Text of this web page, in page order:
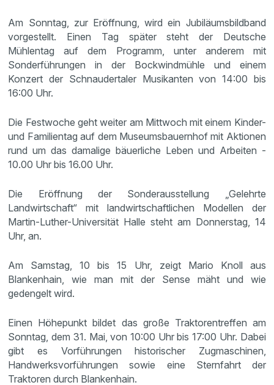
Am Sonntag, zur Eröffnung, wird ein Jubiläumsbildband
vorgestellt. Einen Tag später steht der Deutsche
Mühlentag auf dem Programm, unter anderem mit
Sonderführungen in der Bockwindmühle und einem
Konzert der Schnaudertaler Musikanten von 14:00 bis
16:00 Uhr.
Die Festwoche geht weiter am Mittwoch mit einem Kinder-
und Familientag auf dem Museumsbauernhof mit Aktionen
rund um das damalige bäuerliche Leben und Arbeiten -
10.00 Uhr bis 16.00 Uhr.
Die Eröffnung der Sonderausstellung „Gelehrte
Landwirtschaft“ mit landwirtschaftlichen Modellen der
Martin-Luther-Universität Halle steht am Donnerstag, 14
Uhr, an.
Am Samstag, 10 bis 15 Uhr, zeigt Mario Knoll aus
Blankenhain, wie man mit der Sense mäht und wie
gedengelt wird.
Einen Höhepunkt bildet das große Traktorentreffen am
Sonntag, dem 31. Mai, von 10:00 Uhr bis 17:00 Uhr. Dabei
gibt es Vorführungen historischer Zugmaschinen,
Handwerksvorführungen sowie eine Sternfahrt der
Traktoren durch Blankenhain.